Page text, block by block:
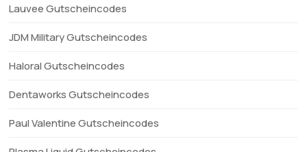
Lauvee Gutscheincodes
JDM Military Gutscheincodes
Haloral Gutscheincodes
Dentaworks Gutscheincodes
Paul Valentine Gutscheincodes